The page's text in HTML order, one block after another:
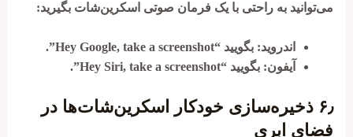
می‌توانید به راحتی با یک فرمان صوتی اسکرین‌شات بگیرید:
اندروید: بگویید “Hey Google, take a screenshot”
.
آیفون: بگویید “Hey Siri, take a screenshot”
.
۶٫ ذخیره‌سازی خودکار اسکرین‌شات‌ها در
فضای ابری